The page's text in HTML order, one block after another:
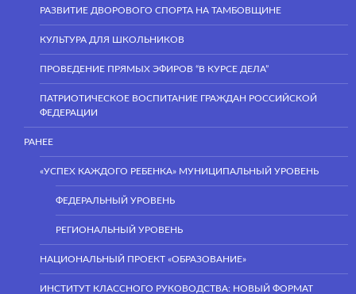
РАЗВИТИЕ ДВОРОВОГО СПОРТА НА ТАМБОВЩИНЕ
КУЛЬТУРА ДЛЯ ШКОЛЬНИКОВ
ПРОВЕДЕНИЕ ПРЯМЫХ ЭФИРОВ “В КУРСЕ ДЕЛА”
ПАТРИОТИЧЕСКОЕ ВОСПИТАНИЕ ГРАЖДАН РОССИЙСКОЙ
ФЕДЕРАЦИИ
РАНЕЕ
«УСПЕХ КАЖДОГО РЕБЕНКА» МУНИЦИПАЛЬНЫЙ УРОВЕНЬ
ФЕДЕРАЛЬНЫЙ УРОВЕНЬ
РЕГИОНАЛЬНЫЙ УРОВЕНЬ
НАЦИОНАЛЬНЫЙ ПРОЕКТ «ОБРАЗОВАНИЕ»
ИНСТИТУТ КЛАССНОГО РУКОВОДСТВА: НОВЫЙ ФОРМАТ